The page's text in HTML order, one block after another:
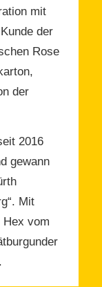
mit
der
Rose
der
2016
gewann
Mit
vom